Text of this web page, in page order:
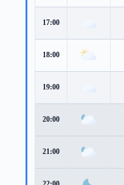
17:00
18:00
19:00
20:00
21:00